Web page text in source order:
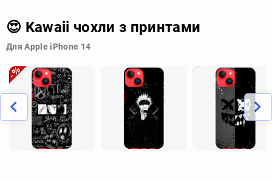
😍 Kawaii чохли з принтами
Для Apple iPhone 14